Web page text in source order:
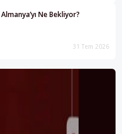
Ne Bekliyor?
31 Tem 2026